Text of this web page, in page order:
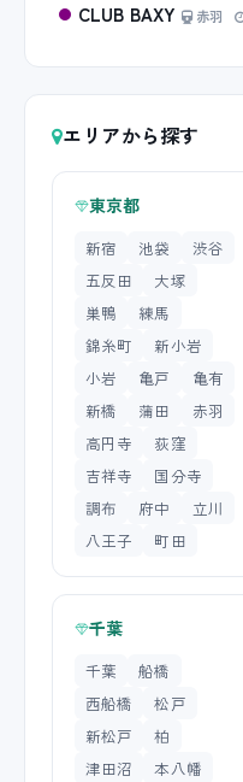
CLUB BAXY 赤羽
エリアから探す
東京都
新宿 池袋
渋谷
五反田
大塚
巣鴨
練馬
錦糸町
新小岩
小岩
亀戸
亀有
新橋
蒲田
赤羽
高円寺
荻窪
吉祥寺
国分寺
調布
府中
立川
八王子
町田
千葉
千葉
船橋
西船橋
松戸
新松戸
柏
津田沼
本八幡